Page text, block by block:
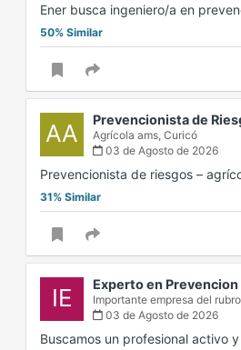
Ener busca ingeniero/a en
50% Similar
AA Prevencionista de
Agrícola ams, Curicó
03 de Agosto de 2026
Prevencionista de riesgos –
31% Similar
IE Experto en Prevencion
Importante empresa del
03 de Agosto de 2026
Buscamos un profesional activo